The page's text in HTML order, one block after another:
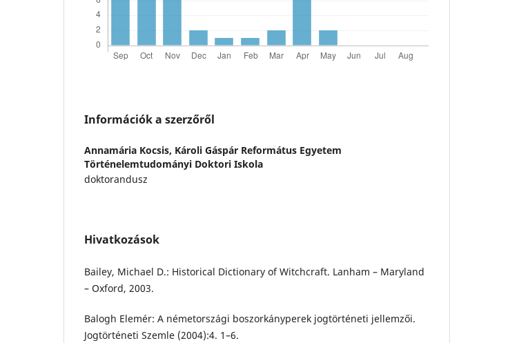
Információk a szerzőről
Annamária Kocsis, Károli Gáspár Református Egyetem
Történelemtudományi Doktori Iskola
doktorandusz
Hivatkozások
Bailey, Michael D.: Historical Dictionary of Witchcraft. Lanham – Maryland
– Oxford, 2003.
Balogh Elemér: A németországi boszorkányperek jogtörténeti jellemzői.
Jogtörténeti Szemle (2004):4. 1–6.